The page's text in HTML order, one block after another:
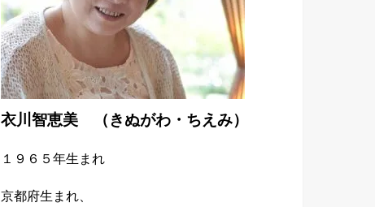
衣川智恵美 （きぬがわ・ちえみ）
１９６５年生まれ
京都府生まれ、